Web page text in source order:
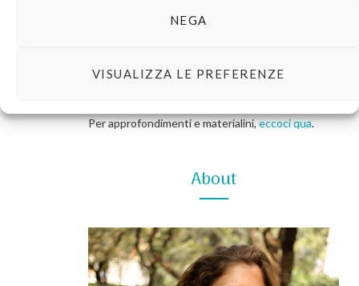
NEGA
VISUALIZZA LE PREFERENZE
Per approfondimenti e materialini,eccoci qua.
About